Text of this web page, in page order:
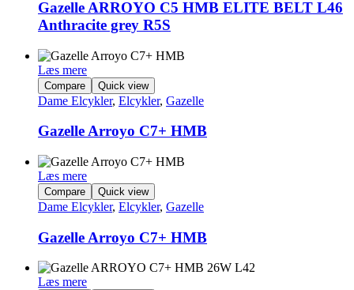
varianter.
Mulighederne
vælges
på
varesiden
Gazelle ARROYO C5 HMB ELITE BELT L46
Anthracite grey R5S
Læs mere
Compare Quick view
Dame Elcykler, Elcykler, Gazelle
Gazelle Arroyo C7+ HMB
Læs mere
Compare Quick view
Dame Elcykler, Elcykler, Gazelle
Gazelle Arroyo C7+ HMB
Læs mere